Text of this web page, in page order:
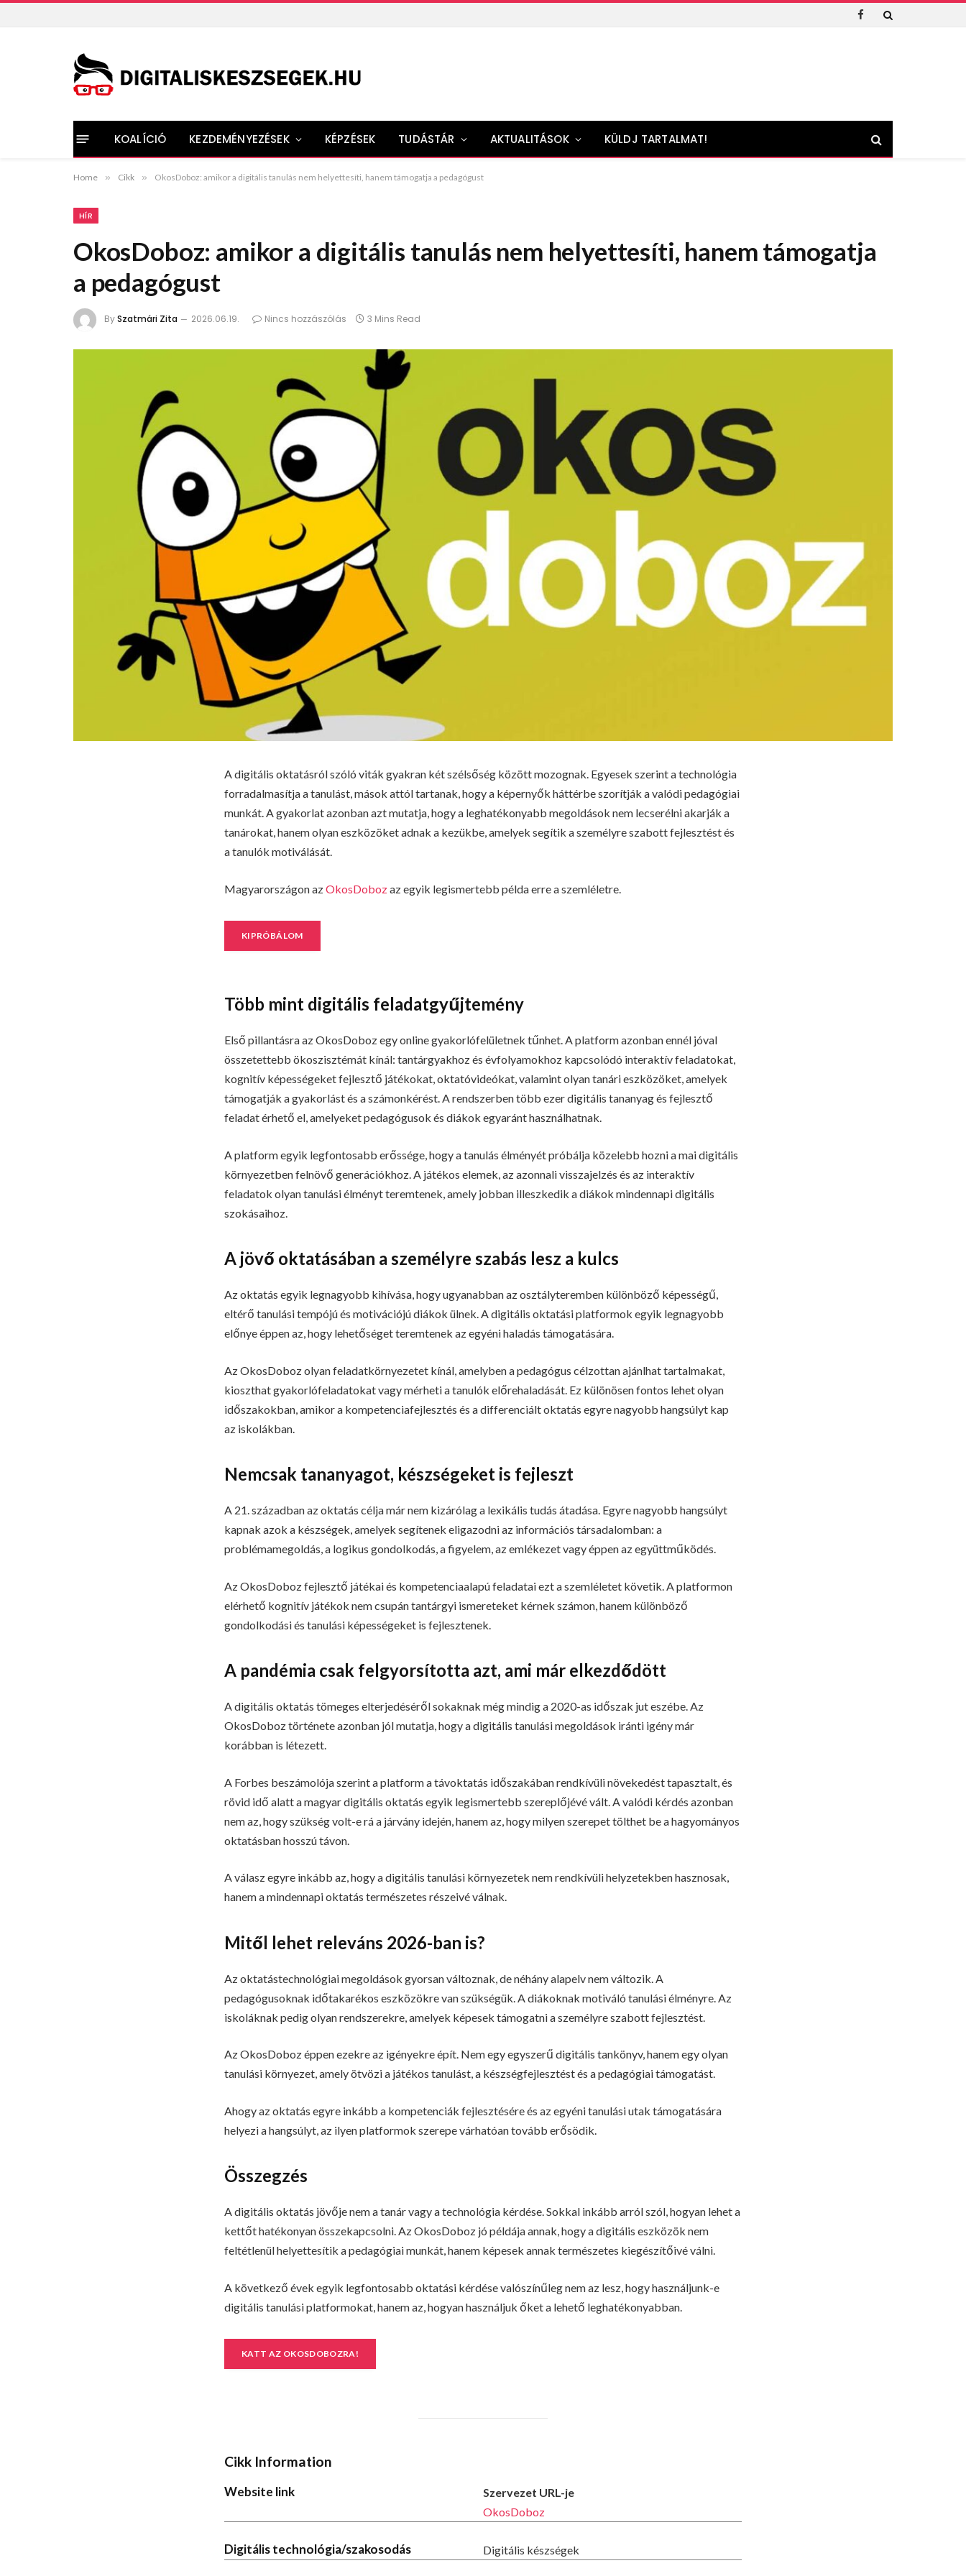
Facebook
KOALÍCIÓ KEZDEMÉNYEZÉSEK KÉPZÉSEK TUDÁSTÁR AKTUALITÁSOK KÜLDJ TARTALMAT!
Home » Cikk » OkosDoboz: amikor a digitális tanulás nem helyettesíti, hanem támogatja a pedagógust
HÍR
OkosDoboz: amikor a digitális tanulás nem helyettesíti, hanem támogatja
a pedagógust
BySzatmári Zita 2026.06.19. Nincs hozzászólás 3 Mins Read
A digitális oktatásról szóló viták gyakran két szélsőség között mozognak. Egyesek szerint a technológia
forradalmasítja a tanulást, mások attól tartanak, hogy a képernyők háttérbe szorítják a valódi pedagógiai
munkát. A gyakorlat azonban azt mutatja, hogy a leghatékonyabb megoldások nem lecserélni akarják a
tanárokat, hanem olyan eszközöket adnak a kezükbe, amelyek segítik a személyre szabott fejlesztést és
a tanulók motiválását.
Magyarországon azOkosDobozaz egyik legismertebb példa erre a szemléletre.
KIPRÓBÁLOM
Több mint digitális feladatgyűjtemény
Első pillantásra az OkosDoboz egy online gyakorlófelületnek tűnhet. A platform azonban ennél jóval
összetettebb ökoszisztémát kínál: tantárgyakhoz és évfolyamokhoz kapcsolódó interaktív feladatokat,
kognitív képességeket fejlesztő játékokat, oktatóvideókat, valamint olyan tanári eszközöket, amelyek
támogatják a gyakorlást és a számonkérést. A rendszerben több ezer digitális tananyag és fejlesztő
feladat érhető el, amelyeket pedagógusok és diákok egyaránt használhatnak.
A platform egyik legfontosabb erőssége, hogy a tanulás élményét próbálja közelebb hozni a mai digitális
környezetben felnövő generációkhoz. A játékos elemek, az azonnali visszajelzés és az interaktív
feladatok olyan tanulási élményt teremtenek, amely jobban illeszkedik a diákok mindennapi digitális
szokásaihoz.
A jövő oktatásában a személyre szabás lesz a kulcs
Az oktatás egyik legnagyobb kihívása, hogy ugyanabban az osztályteremben különböző képességű,
eltérő tanulási tempójú és motivációjú diákok ülnek. A digitális oktatási platformok egyik legnagyobb
előnye éppen az, hogy lehetőséget teremtenek az egyéni haladás támogatására.
Az OkosDoboz olyan feladatkörnyezetet kínál, amelyben a pedagógus célzottan ajánlhat tartalmakat,
kioszthat gyakorlófeladatokat vagy mérheti a tanulók előrehaladását. Ez különösen fontos lehet olyan
időszakokban, amikor a kompetenciafejlesztés és a differenciált oktatás egyre nagyobb hangsúlyt kap
az iskolákban.
Nemcsak tananyagot, készségeket is fejleszt
A 21. században az oktatás célja már nem kizárólag a lexikális tudás átadása. Egyre nagyobb hangsúlyt
kapnak azok a készségek, amelyek segítenek eligazodni az információs társadalomban: a
problémamegoldás, a logikus gondolkodás, a figyelem, az emlékezet vagy éppen az együttműködés.
Az OkosDoboz fejlesztő játékai és kompetenciaalapú feladatai ezt a szemléletet követik. A platformon
elérhető kognitív játékok nem csupán tantárgyi ismereteket kérnek számon, hanem különböző
gondolkodási és tanulási képességeket is fejlesztenek.
A pandémia csak felgyorsította azt, ami már elkezdődött
A digitális oktatás tömeges elterjedéséről sokaknak még mindig a 2020-as időszak jut eszébe. Az
OkosDoboz története azonban jól mutatja, hogy a digitális tanulási megoldások iránti igény már
korábban is létezett.
A Forbes beszámolója szerint a platform a távoktatás időszakában rendkívüli növekedést tapasztalt, és
rövid idő alatt a magyar digitális oktatás egyik legismertebb szereplőjévé vált. A valódi kérdés azonban
nem az, hogy szükség volt-e rá a járvány idején, hanem az, hogy milyen szerepet tölthet be a hagyományos
oktatásban hosszú távon.
A válasz egyre inkább az, hogy a digitális tanulási környezetek nem rendkívüli helyzetekben hasznosak,
hanem a mindennapi oktatás természetes részeivé válnak.
Mitől lehet releváns 2026-ban is?
Az oktatástechnológiai megoldások gyorsan változnak, de néhány alapelv nem változik. A
pedagógusoknak időtakarékos eszközökre van szükségük. A diákoknak motiváló tanulási élményre. Az
iskoláknak pedig olyan rendszerekre, amelyek képesek támogatni a személyre szabott fejlesztést.
Az OkosDoboz éppen ezekre az igényekre épít. Nem egy egyszerű digitális tankönyv, hanem egy olyan
tanulási környezet, amely ötvözi a játékos tanulást, a készségfejlesztést és a pedagógiai támogatást.
Ahogy az oktatás egyre inkább a kompetenciák fejlesztésére és az egyéni tanulási utak támogatására
helyezi a hangsúlyt, az ilyen platformok szerepe várhatóan tovább erősödik.
Összegzés
A digitális oktatás jövője nem a tanár vagy a technológia kérdése. Sokkal inkább arról szól, hogyan lehet a
kettőt hatékonyan összekapcsolni. Az OkosDoboz jó példája annak, hogy a digitális eszközök nem
feltétlenül helyettesítik a pedagógiai munkát, hanem képesek annak természetes kiegészítőivé válni.
A következő évek egyik legfontosabb oktatási kérdése valószínűleg nem az lesz, hogy használjunk-e
digitális tanulási platformokat, hanem az, hogyan használjuk őket a lehető leghatékonyabban.
KATT AZ OKOSDOBOZRA!
Cikk Information
Website link
Szervezet URL-je
OkosDoboz
Digitális technológia/szakosodás Digitális készségek